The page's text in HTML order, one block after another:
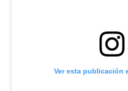
Ver esta publicación